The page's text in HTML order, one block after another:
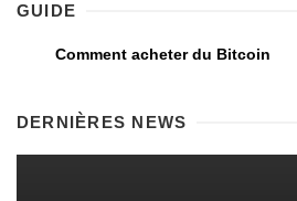
GUIDE
Comment acheter du Bitcoin
DERNIÈRES NEWS